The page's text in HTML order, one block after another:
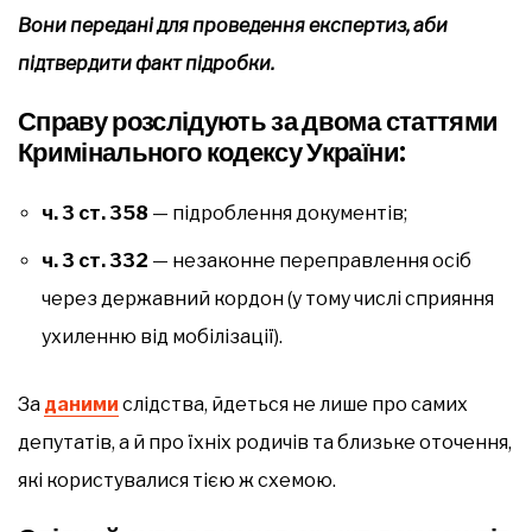
Вони передані для проведення експертиз, аби
підтвердити факт підробки.
Справу розслідують за двома статтями
Кримінального кодексу України:
ч. 3 ст. 358 — підроблення документів;
ч. 3 ст. 332 — незаконне переправлення осіб
через державний кордон (у тому числі сприяння
ухиленню від мобілізації).
За даними слідства, йдеться не лише про самих
депутатів, а й про їхніх родичів та близьке оточення,
які користувалися тією ж схемою.